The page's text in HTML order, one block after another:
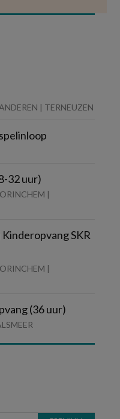
| TERNEUZEN
32 uur)
|
SKR
|
(36 uur)